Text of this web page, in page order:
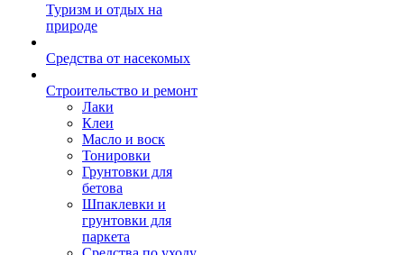
Туризм и отдых на
природе
Средства от насекомых
Строительство и ремонт
Лаки
Клеи
Масло и воск
Тонировки
Грунтовки для
бетова
Шпаклевки и
грунтовки для
паркета